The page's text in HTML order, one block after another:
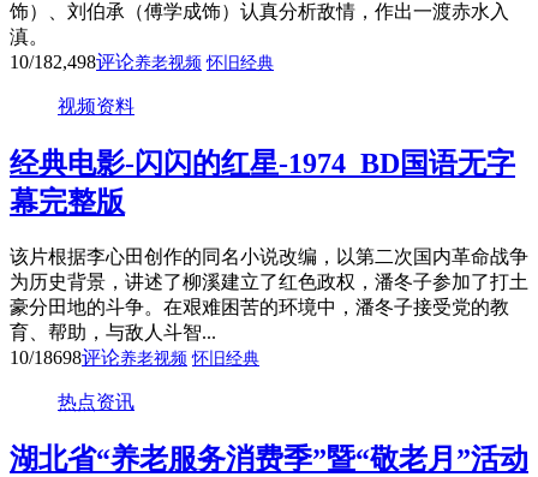
饰）、刘伯承（傅学成饰）认真分析敌情，作出一渡赤水入
滇。
10/182,498评论养老视频 怀旧经典
视频资料
经典电影-闪闪的红星-1974_BD国语无字
幕完整版
该片根据李心田创作的同名小说改编，以第二次国内革命战争
为历史背景，讲述了柳溪建立了红色政权，潘冬子参加了打土
豪分田地的斗争。在艰难困苦的环境中，潘冬子接受党的教
育、帮助，与敌人斗智...
10/18698评论养老视频 怀旧经典
热点资讯
湖北省“养老服务消费季”暨“敬老月”活动